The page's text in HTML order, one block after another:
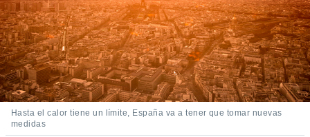
Hasta el calor tiene un límite, España va a tener que tomar nuevas
medidas